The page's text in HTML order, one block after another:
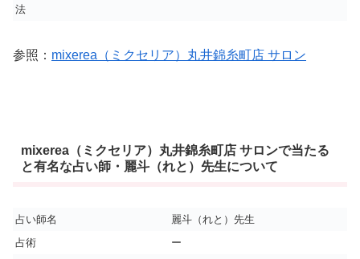
法
参照： mixerea（ミクセリア）丸井錦糸町店 サロン
mixerea（ミクセリア）丸井錦糸町店 サロンで当たる
と有名な占い師・麗斗（れと）先生について
占い師名
麗斗（れと）先生
占術
ー